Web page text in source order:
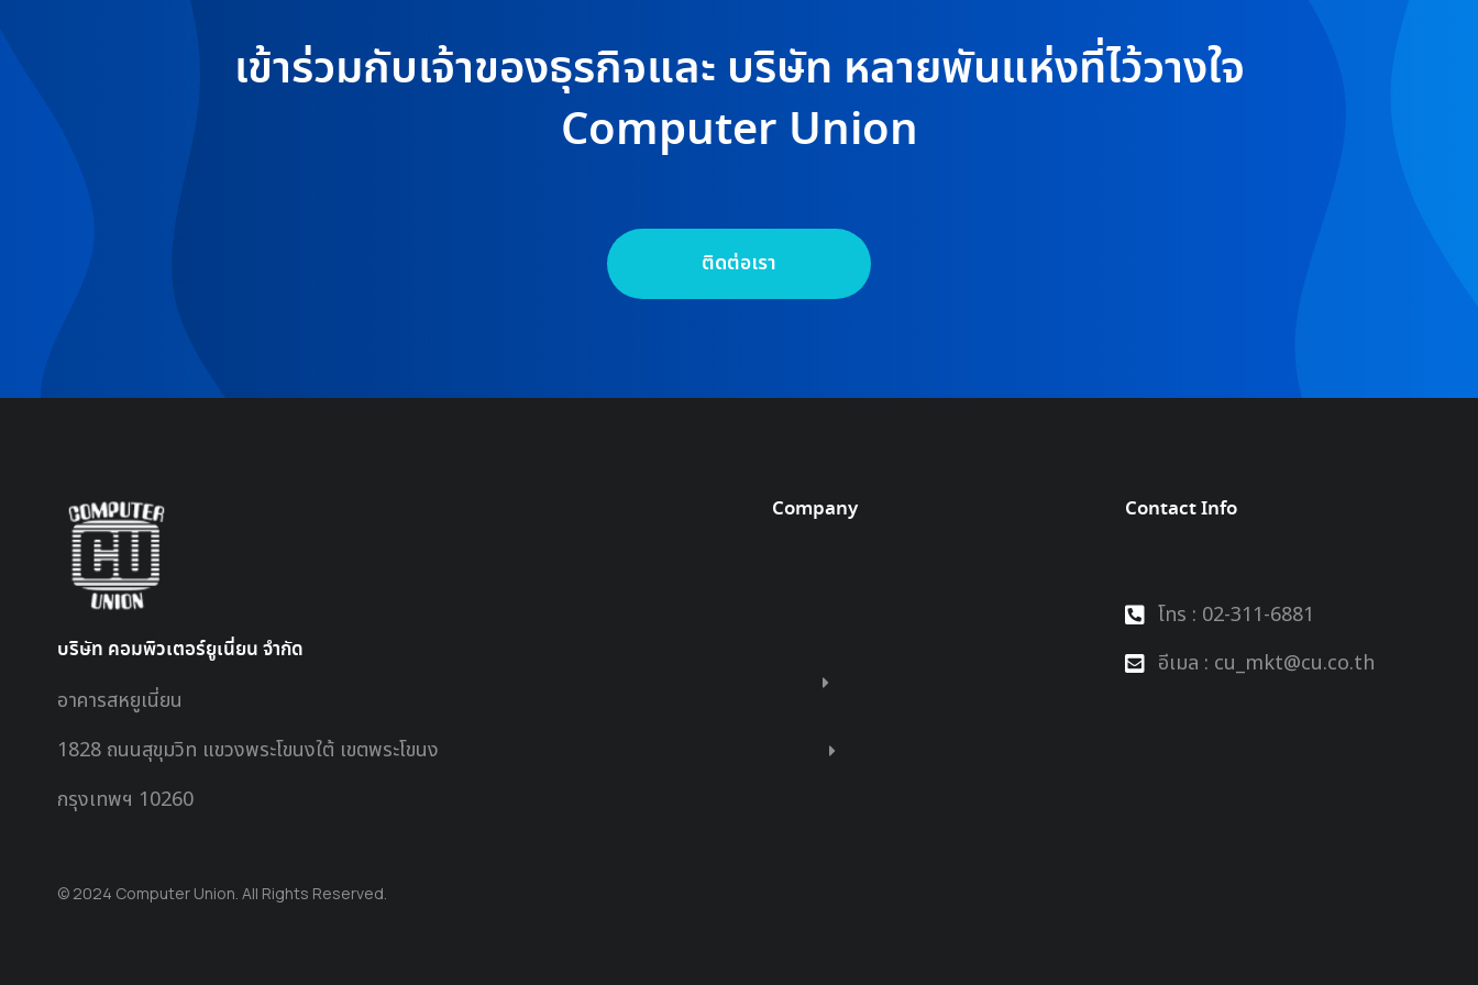
เข้าร่วมกับเจ้าของธุรกิจและ บริษัท หลายพันแห่งที่ไว้วางใจ
Computer Union
ติดต่อเรา
บริษัท คอมพิวเตอร์ยูเนี่ยน จำกัด
อาคารสหยูเนี่ยน
1828 ถนนสุขุมวิท แขวงพระโขนงใต้ เขตพระโขนง
กรุงเทพฯ 10260
© 2024 Computer Union. All Rights Reserved.
Company Contact Info
โทร : 02-311-6881
อีเมล : cu_mkt@cu.co.th